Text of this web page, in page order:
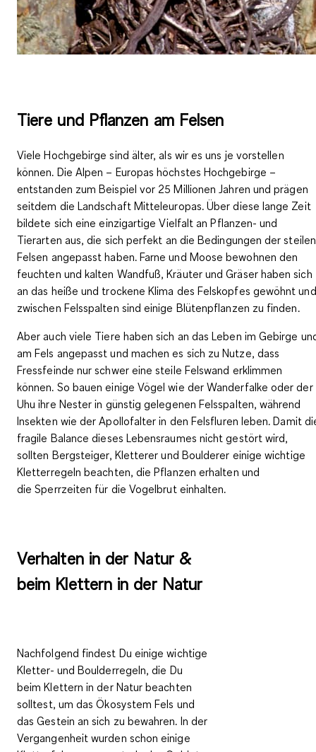
Tiere und Pflanzen am Felsen
Viele Hochgebirge sind älter, als wir es uns je vorstellen
können. Die Alpen – Europas höchstes Hochgebirge –
entstanden zum Beispiel vor 25 Millionen Jahren und prägen
seitdem die Landschaft Mitteleuropas. Über diese lange Zeit
bildete sich eineeinzigartige Vielfalt an Pflanzen- und
Tierarten aus, die sich perfekt an die Bedingungen der steilen
Felsen angepasst haben. Farne und Moose bewohnen den
feuchten und kalten Wandfuß, Kräuter und Gräser haben sich
an das heiße und trockene Klima des Felskopfes gewöhnt und
zwischen Felsspalten sind einige Blütenpflanzen zu finden.
Aber auch viele Tiere haben sich an das Leben im Gebirge
am Fels angepasst und machen es sich zu Nutze, dass
Fressfeinde nur schwer eine steile Felswand erklimmen
können. So bauen einige Vögel wie derWanderfalke oder der
Uhu ihre Nester in günstig gelegenen Felsspalten, während
Insekten wie der Apollofalter in den Felsfluren leben. Damit
fragile Balance dieses Lebensraumes nicht gestört wird,
sollten Bergsteiger, Kletterer und Boulderer einige wichtige
Kletterregeln beachten, die Pflanzen erhalten und
dieSperrzeiten für die Vogelbruteinhalten.
Verhalten in der Natur &
beim Klettern in der Natur
Nachfolgend findest Du einigewichtige
Kletter- und Boulderregeln, die Du
beim Klettern in der Natur beachten
solltest, umdas Ökosystem Fels und
das Gestein an sich zu bewahren. In der
Vergangenheit wurden schon einige